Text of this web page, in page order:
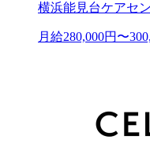
横浜能見台ケアセ
月給280,000円〜